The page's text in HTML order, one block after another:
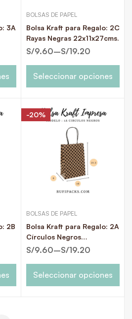
3A
BOLSAS DE PAPEL
Bolsa Kraft para Regalo: 2C
Rayas Negras 22x11x27cms.
S/9.60–S/19.20
Seleccionar opciones
2B
-20%
BOLSAS DE PAPEL
Bolsa Kraft para Regalo: 2A
Círculos Negros
22x11x27cms.
S/9.60–S/19.20
Seleccionar opciones